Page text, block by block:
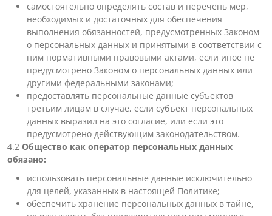
самостоятельно определять состав и перечень мер,
необходимых и достаточных для обеспечения
выполнения обязанностей, предусмотренных Законом
о персональных данных и принятыми в соответствии с
ним нормативными правовыми актами, если иное не
предусмотрено Законом о персональных данных или
другими федеральными законами;
предоставлять персональные данные субъектов
третьим лицам в случае, если субъект персональных
данных выразил на это согласие, или если это
предусмотрено действующим законодательством.
4.2 Общество как оператор персональных данных
обязано:
использовать персональные данные исключительно
для целей, указанных в настоящей Политике;
обеспечить хранение персональных данных в тайне,